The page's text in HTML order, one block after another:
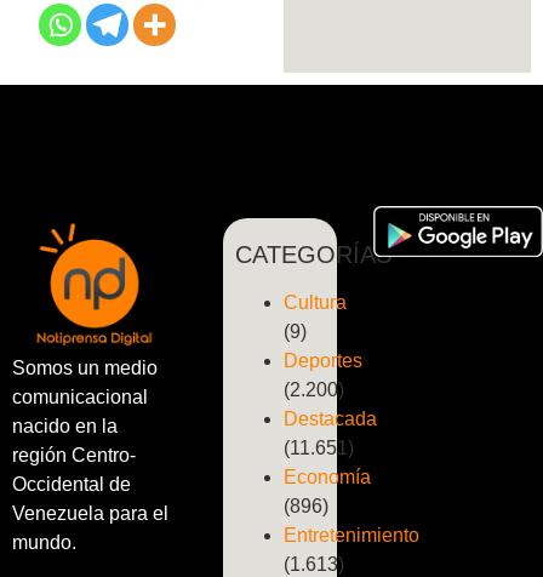
Somos un medio
comunicacional
nacido en la
región Centro-
Occidental de
Venezuela para el
mundo.
CATEGORÍAS
Cultura
(9)
Deportes
(2.200)
Destacada
(11.651)
Economía
(896)
Entretenimiento
(1.613)